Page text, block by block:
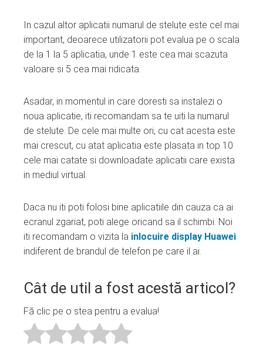
In cazul altor aplicatii numarul de stelute este cel mai
important, deoarece utilizatorii pot evalua pe o scala
de la 1 la 5 aplicatia, unde 1 este cea mai scazuta
valoare si 5 cea mai ridicata.
Asadar, in momentul in care doresti sa instalezi o
noua aplicatie, iti recomandam sa te uiti la numarul
de stelute. De cele mai multe ori, cu cat acesta este
mai crescut, cu atat aplicatia este plasata in top 10
cele mai catate si downloadate aplicatii care exista
in mediul virtual.
Daca nu iti poti folosi bine aplicatiile din cauza ca ai
ecranul zgariat, poti alege oricand sa il schimbi. Noi
iti recomandam o vizita la inlocuire display Huawei
indiferent de brandul de telefon pe care il ai.
Cât de util a fost acestă articol?
Fă clic pe o stea pentru a evalua!